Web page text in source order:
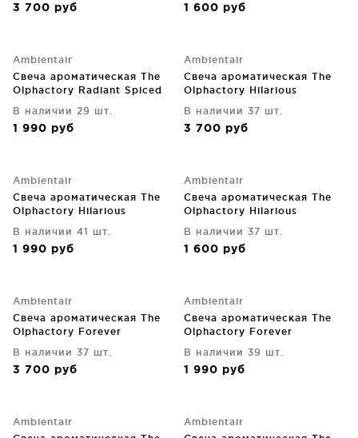
3 700 руб 1 600 руб
Ambientair
Свеча ароматическая The
Olphactory Radiant Spiced
В наличии 29 шт.
1 990 руб
Ambientair
Свеча ароматическая The
Olphactory Hilarious
В наличии 37 шт.
3 700 руб
Ambientair
Свеча ароматическая The
Olphactory Hilarious
В наличии 41 шт.
1 990 руб
Ambientair
Свеча ароматическая The
Olphactory Hilarious
В наличии 37 шт.
1 600 руб
Ambientair
Свеча ароматическая The
Olphactory Forever
горения
В наличии 37 шт.
3 700 руб
Ambientair
Свеча ароматическая The
Olphactory Forever
горения
В наличии 39 шт.
1 990 руб
Ambientair
Ambientair